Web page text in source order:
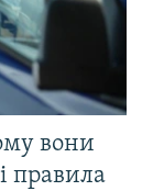
вони
правила